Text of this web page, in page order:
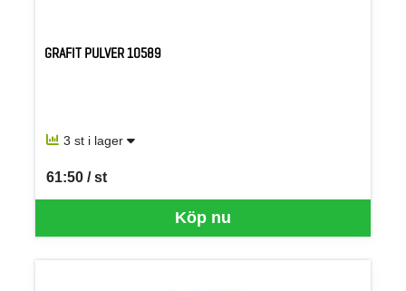
GRAFIT PULVER 10589
3 st i lager
Köp nu
61:50 / st
SEK per ST